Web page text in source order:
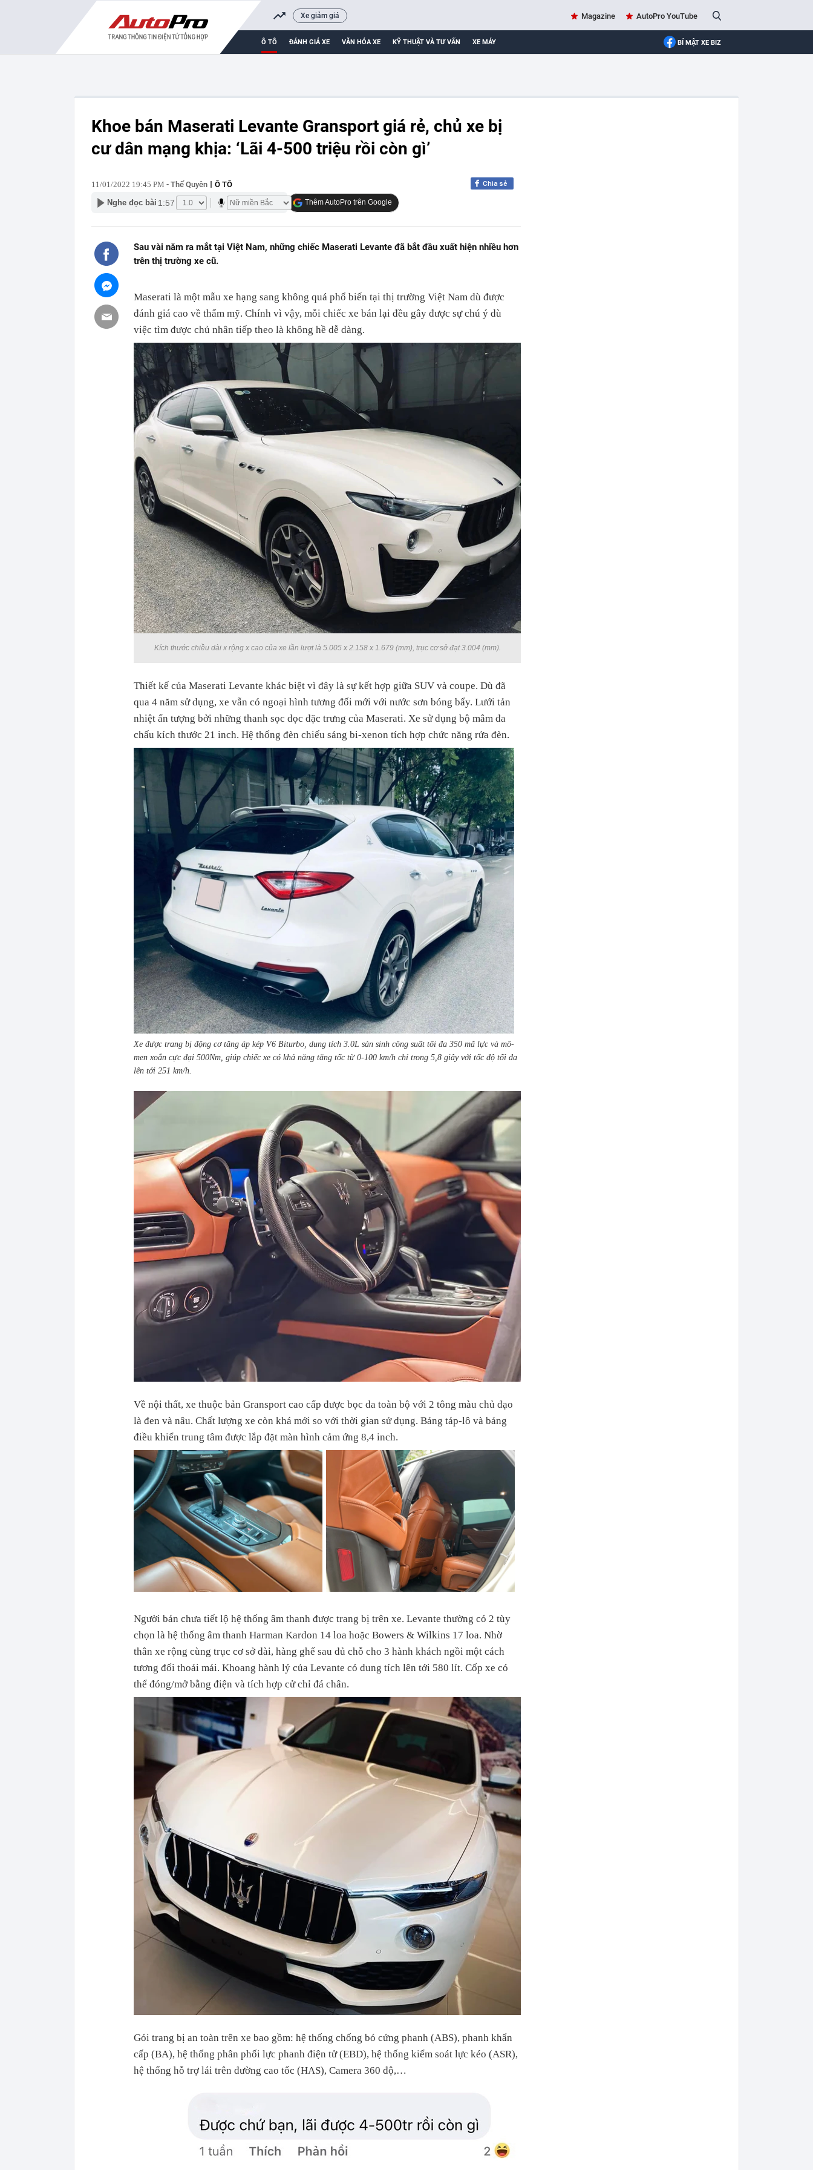
Xe giảm giá Magazine AutoPro YouTube
Ô TÔ ĐÁNH GIÁ XE VĂN HÓA XE KỸ THUẬT VÀ TƯ VẤN XE MÁY BÍ MẬT XE BIZ
Khoe bán Maserati Levante Gransport giá rẻ, chủ xe bị
cư dân mạng khịa: ‘Lãi 4-500 triệu rồi còn gì’
11/01/2022 19:45 PM - Thế Quyên Ô TÔ Chia sẻ
Thêm AutoPro trên Google
Nghe đọc bài 1:57
Sau vài năm ra mắt tại Việt Nam, những chiếc Maserati Levante đã bắt đầu xuất hiện nhiều hơn
trên thị trường xe cũ.
Maserati là một mẫu xe hạng sang không quá phổ biến tại thị trường Việt Nam dù được
đánh giá cao về thẩm mỹ. Chính vì vậy, mỗi chiếc xe bán lại đều gây được sự chú ý dù
việc tìm được chủ nhân tiếp theo là không hề dễ dàng.
Kích thước chiều dài x rộng x cao của xe lần lượt là 5.005 x 2.158 x 1.679 (mm), trục cơ sở đạt 3.004 (mm).
Thiết kế của Maserati Levante khác biệt vì đây là sự kết hợp giữa SUV và coupe. Dù đã
qua 4 năm sử dụng, xe vẫn có ngoại hình tương đối mới với nước sơn bóng bẩy. Lưới tản
nhiệt ấn tượng bởi những thanh sọc dọc đặc trưng của Maserati. Xe sử dụng bộ mâm đa
chấu kích thước 21 inch. Hệ thống đèn chiếu sáng bi-xenon tích hợp chức năng rửa đèn.
Xe được trang bị động cơ tăng áp kép V6 Biturbo, dung tích 3.0L sản sinh công suất tối đa 350 mã lực và mô-
men xoắn cực đại 500Nm, giúp chiếc xe có khả năng tăng tốc từ 0-100 km/h chỉ trong 5,8 giây với tốc độ tối đa
lên tới 251 km/h.
Về nội thất, xe thuộc bản Gransport cao cấp được bọc da toàn bộ với 2 tông màu chủ đạo
là đen và nâu. Chất lượng xe còn khá mới so với thời gian sử dụng. Bảng táp-lô và bảng
điều khiển trung tâm được lắp đặt màn hình cảm ứng 8,4 inch.
Người bán chưa tiết lộ hệ thống âm thanh được trang bị trên xe. Levante thường có 2 tùy
chọn là hệ thống âm thanh Harman Kardon 14 loa hoặc Bowers & Wilkins 17 loa. Nhờ
thân xe rộng cùng trục cơ sở dài, hàng ghế sau đủ chỗ cho 3 hành khách ngồi một cách
tương đối thoải mái. Khoang hành lý của Levante có dung tích lên tới 580 lít. Cốp xe có
thể đóng/mở bằng điện và tích hợp cử chỉ đá chân.
Gói trang bị an toàn trên xe bao gồm: hệ thống chống bó cứng phanh (ABS), phanh khẩn
cấp (BA), hệ thống phân phối lực phanh điện tử (EBD), hệ thống kiểm soát lực kéo (ASR),
hệ thống hỗ trợ lái trên đường cao tốc (HAS), Camera 360 độ,…